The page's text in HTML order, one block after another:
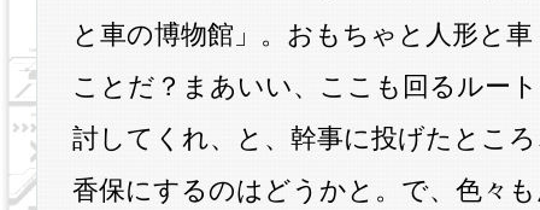
と車の博物館」。おもちゃと人形と
ことだ？まあいい、ここも回るルー
討してくれ、と、幹事に投げたとこ
香保にするのはどうかと。で、色々